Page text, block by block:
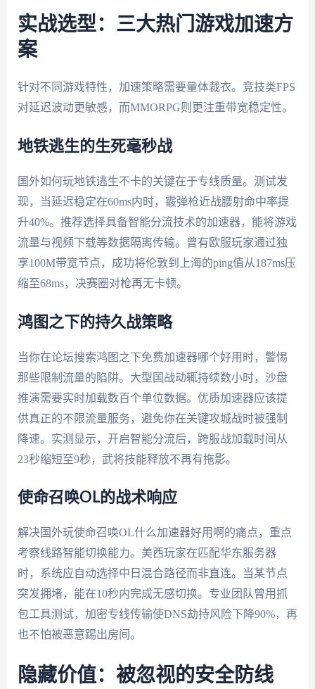
实战选型：三大热门游戏加速方
案
针对不同游戏特性，加速策略需要量体裁衣。竞技类FPS
对延迟波动更敏感，而MMORPG则更注重带宽稳定性。
地铁逃生的生死毫秒战
国外如何玩地铁逃生不卡的关键在于专线质量。测试发
现，当延迟稳定在60ms内时，霰弹枪近战腰射命中率提
升40%。推荐选择具备智能分流技术的加速器，能将游戏
流量与视频下载等数据隔离传输。曾有欧服玩家通过独
享100M带宽节点，成功将伦敦到上海的ping值从187ms压
缩至68ms，决赛圈对枪再无卡顿。
鸿图之下的持久战策略
当你在论坛搜索鸿图之下免费加速器哪个好用时，警惕
那些限制流量的陷阱。大型国战动辄持续数小时，沙盘
推演需要实时加载数百个单位数据。优质加速器应该提
供真正的不限流量服务，避免你在关键攻城战时被强制
降速。实测显示，开启智能分流后，跨服战加载时间从
23秒缩短至9秒，武将技能释放不再有拖影。
使命召唤OL的战术响应
解决国外玩使命召唤OL什么加速器好用啊的痛点，重点
考察线路智能切换能力。美西玩家在匹配华东服务器
时，系统应自动选择中日混合路径而非直连。当某节点
突发拥堵，能在10秒内完成无感切换。专业团队曾用抓
包工具测试，加密专线传输使DNS劫持风险下降90%，再
也不怕被恶意踢出房间。
隐藏价值：被忽视的安全防线